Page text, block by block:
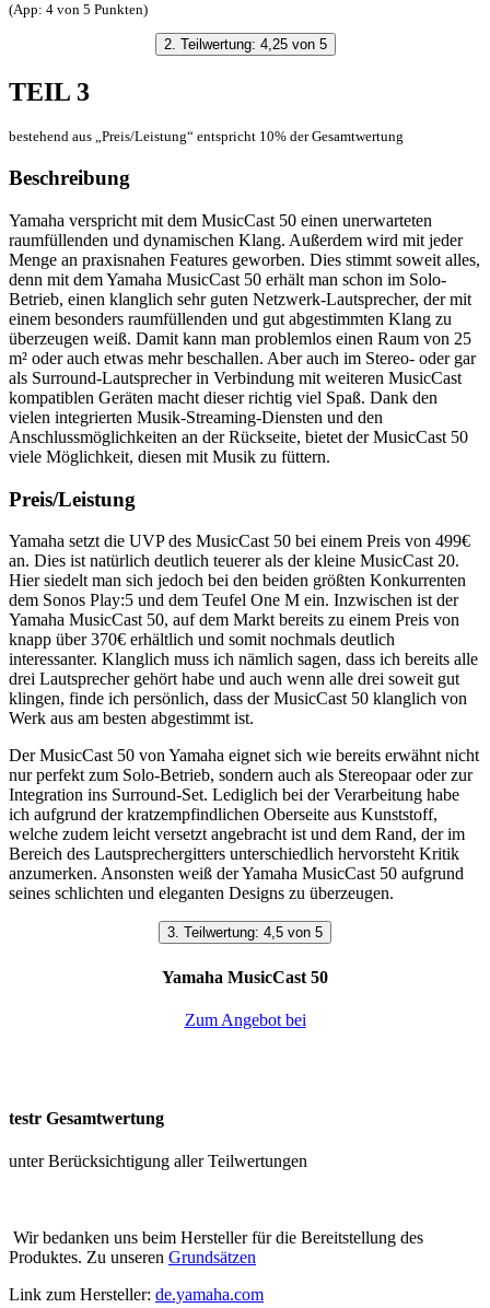
(App: 4 von 5 Punkten)
2. Teilwertung: 4,25 von 5
TEIL 3
bestehend aus „Preis/Leistung“ entspricht 10% der Gesamtwertung
Beschreibung
Yamaha verspricht mit dem MusicCast 50 einen unerwarteten
raumfüllenden und dynamischen Klang. Außerdem wird mit jeder
Menge an praxisnahen Features geworben. Dies stimmt soweit alles,
denn mit dem Yamaha MusicCast 50 erhält man schon im Solo-
Betrieb, einen klanglich sehr guten Netzwerk-Lautsprecher, der mit
einem besonders raumfüllenden und gut abgestimmten Klang zu
überzeugen weiß. Damit kann man problemlos einen Raum von 25
m² oder auch etwas mehr beschallen. Aber auch im Stereo- oder gar
als Surround-Lautsprecher in Verbindung mit weiteren MusicCast
kompatiblen Geräten macht dieser richtig viel Spaß. Dank den
vielen integrierten Musik-Streaming-Diensten und den
Anschlussmöglichkeiten an der Rückseite, bietet der MusicCast 50
viele Möglichkeit, diesen mit Musik zu füttern.
Preis/Leistung
Yamaha setzt die UVP des MusicCast 50 bei einem Preis von 499€
an. Dies ist natürlich deutlich teuerer als der kleine MusicCast 20.
Hier siedelt man sich jedoch bei den beiden größten Konkurrenten
dem Sonos Play:5 und dem Teufel One M ein. Inzwischen ist der
Yamaha MusicCast 50, auf dem Markt bereits zu einem Preis von
knapp über 370€ erhältlich und somit nochmals deutlich
interessanter. Klanglich muss ich nämlich sagen, dass ich bereits alle
drei Lautsprecher gehört habe und auch wenn alle drei soweit gut
klingen, finde ich persönlich, dass der MusicCast 50 klanglich von
Werk aus am besten abgestimmt ist.
Der MusicCast 50 von Yamaha eignet sich wie bereits erwähnt nicht
nur perfekt zum Solo-Betrieb, sondern auch als Stereopaar oder zur
Integration ins Surround-Set. Lediglich bei der Verarbeitung habe
ich aufgrund der kratzempfindlichen Oberseite aus Kunststoff,
welche zudem leicht versetzt angebracht ist und dem Rand, der im
Bereich des Lautsprechergitters unterschiedlich hervorsteht Kritik
anzumerken. Ansonsten weiß der Yamaha MusicCast 50 aufgrund
seines schlichten und eleganten Designs zu überzeugen.
3. Teilwertung: 4,5 von 5
Yamaha MusicCast 50
Zum Angebot bei
testr Gesamtwertung
unter Berücksichtigung aller Teilwertungen
Wir bedanken uns beim Hersteller für die Bereitstellung des
Produktes. Zu unseren Grundsätzen
Link zum Hersteller: de.yamaha.com